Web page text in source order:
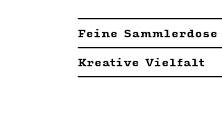
Feine Sammlerdose
Kreative Vielfalt